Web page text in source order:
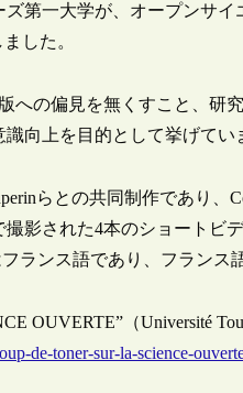
第一大学が、オープンサ
した。
への偏見を無くすこと、研
向上を目的として挙げてい
らとの共同制作であり、
影された4本のショートビ
ランス語であり、フランス
OUVERTE”（Université
de-toner-sur-la-science-